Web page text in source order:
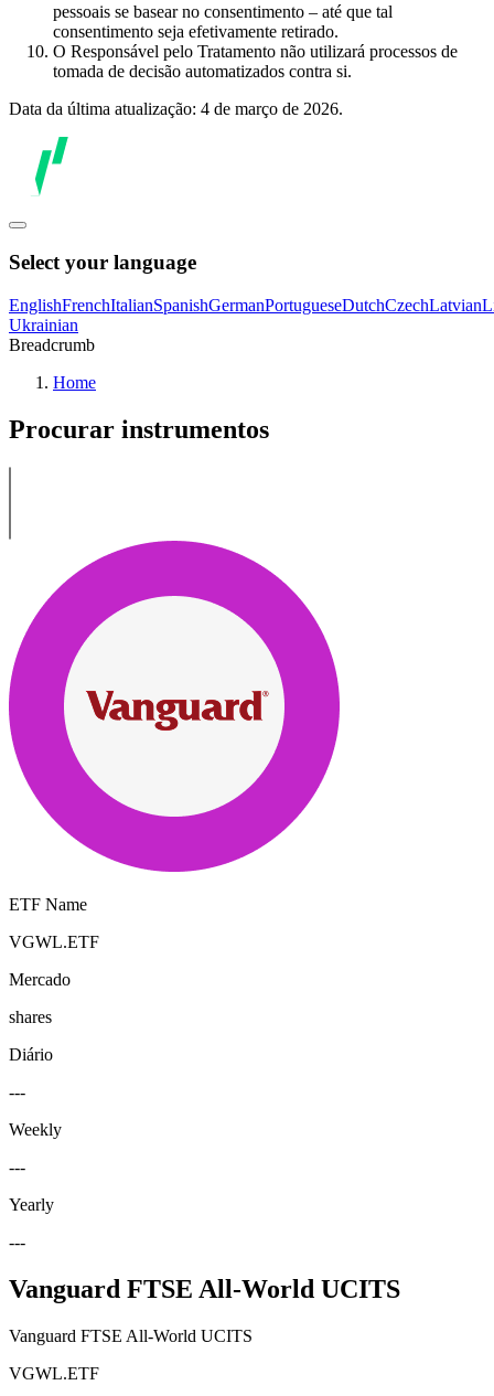
pessoais se basear no consentimento – até que tal
consentimento seja efetivamente retirado.
O Responsável pelo Tratamento não utilizará processos de
tomada de decisão automatizados contra si.
Data da última atualização: 4 de março de 2026.
Select your language
EnglishFrenchItalianSpanishGermanPortugueseDutchCzechLatvian
Ukrainian
Breadcrumb
Home
Procurar instrumentos
ETF Name
VGWL.ETF
Mercado
shares
Diário
---
Weekly
---
Yearly
---
Vanguard FTSE All-World UCITS
Vanguard FTSE All-World UCITS
VGWL.ETF